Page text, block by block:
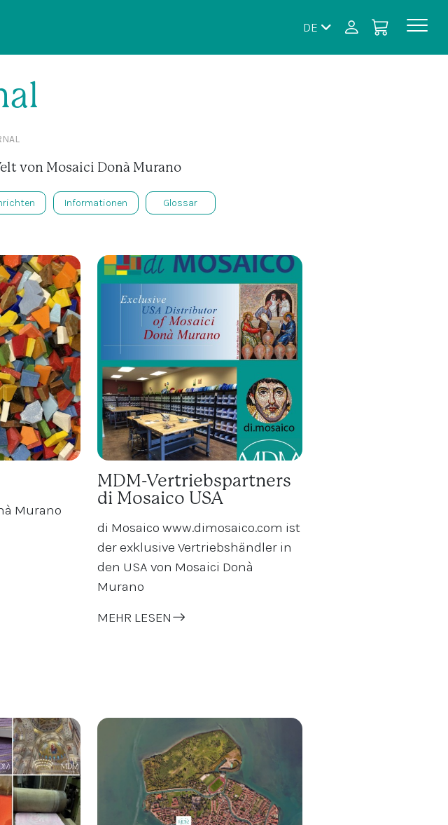
DE
von Mosaici Donà Murano
Informationen Glossar
Murano
MDM-Vertriebspartners
di Mosaico USA
di Mosaico www.dimosaico.com ist
der exklusive Vertriebshändler in
den USA von Mosaici Donà
Murano
MEHR LESEN